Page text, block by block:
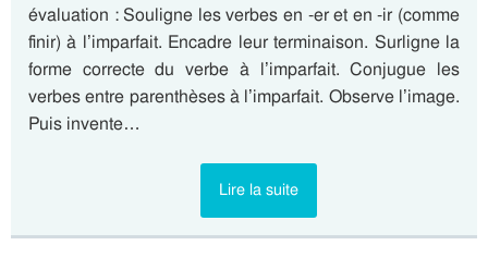
évaluation : Souligne les verbes en -er et en -ir (comme
finir) à l’imparfait. Encadre leur terminaison. Surligne la
forme correcte du verbe à l’imparfait. Conjugue les
verbes entre parenthèses à l’imparfait. Observe l’image.
Puis invente…
Lire la suite